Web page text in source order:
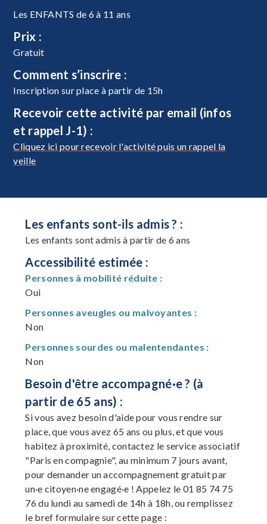
Les ENFANTS de 6 à 11 ans
Prix :
Gratuit
Comment s’inscrire :
Inscription sur place à partir de 15h
Recevoir cette activité par email (infos
et rappel J-1) :
Cliquez ici pour recevoir l'activité puis un rappel la
veille
Les enfants sont-ils admis ? :
Les enfants sont admis à partir de 6 ans
Accessibilité estimée :
Personnes à mobilité réduite :
Oui
Personnes aveugles ou malvoyantes :
Non
Personnes sourdes ou malentendantes :
Non
Besoin d'être accompagné·e ? (à
partir de 65 ans) :
Si vous avez besoin d'aide pour vous rendre sur
place, que vous avez 65 ans ou plus, et que vous
habitez à proximité, contactez le service associatif
"Paris en compagnie", au minimum 7 jours avant,
pour demander un accompagnement gratuit par
un·e citoyen·ne engagé·e ! Appelez le 01 85 74 75
76 du lundi au samedi de 14h à 18h, ou remplissez
le bref formulaire sur cette page :